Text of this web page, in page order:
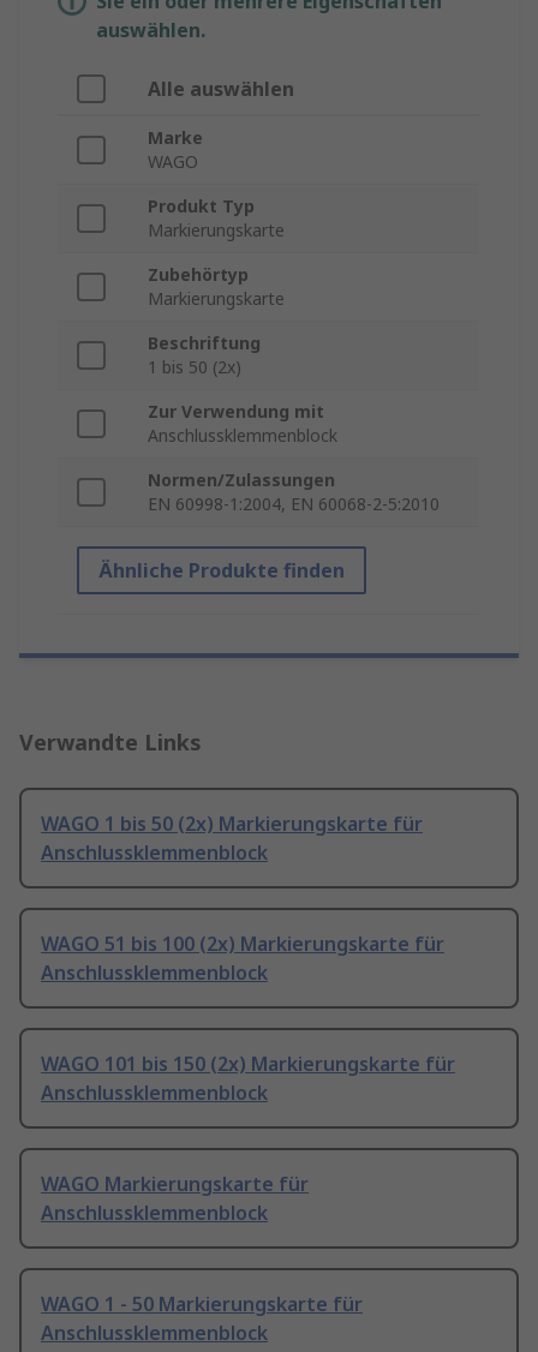
auswählen.
Alle auswählen
Marke
WAGO
Produkt Typ
Markierungskarte
Zubehörtyp
Markierungskarte
Beschriftung
1 bis 50 (2x)
Zur Verwendung mit
Anschlussklemmenblock
Normen/Zulassungen
EN 60998-1:2004, EN 60068-2-5:2010
Ähnliche Produkte finden
Verwandte Links
WAGO 1 bis 50 (2x) Markierungskarte für
Anschlussklemmenblock
WAGO 51 bis 100 (2x) Markierungskarte für
Anschlussklemmenblock
WAGO 101 bis 150 (2x) Markierungskarte für
Anschlussklemmenblock
WAGO Markierungskarte für
Anschlussklemmenblock
WAGO 1 - 50 Markierungskarte für
Anschlussklemmenblock